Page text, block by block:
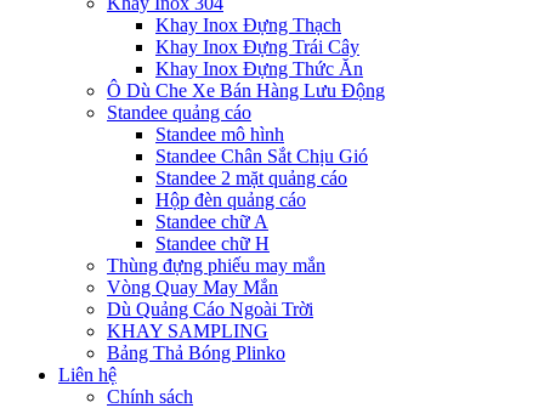
Khay Inox Đựng Thạch
Khay Inox Đựng Trái Cây
Khay Inox Đựng Thức Ăn
Ô Dù Che Xe Bán Hàng Lưu Động
Standee quảng cáo
Standee mô hình
Standee Chân Sắt Chịu Gió
Standee 2 mặt quảng cáo
Hộp đèn quảng cáo
Standee chữ A
Standee chữ H
Thùng đựng phiếu may mắn
Vòng Quay May Mắn
Dù Quảng Cáo Ngoài Trời
KHAY SAMPLING
Bảng Thả Bóng Plinko
Liên hệ
Chính sách